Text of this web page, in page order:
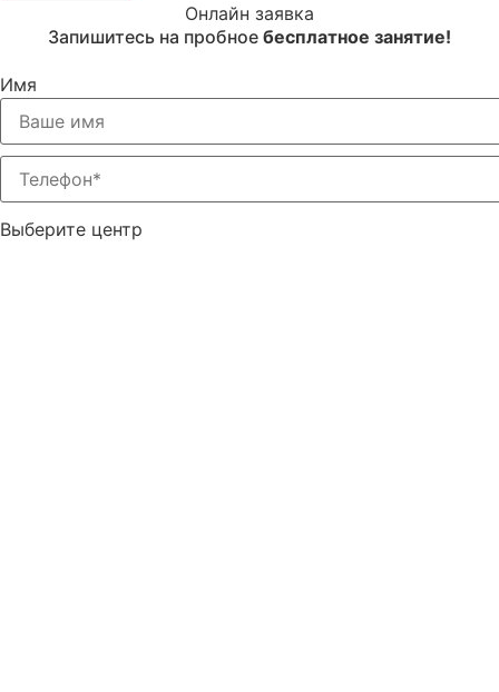
Онлайн заявка
Запишитесь на пробное бесплатное занятие!
Имя
Выберите центр